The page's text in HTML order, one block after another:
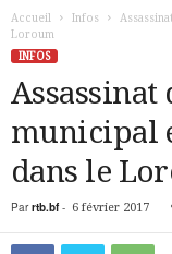
Accueil Infos
Loroum
INFOS
Assassinat
municipal
dans le
Par rtb.bf- 6 février 2017